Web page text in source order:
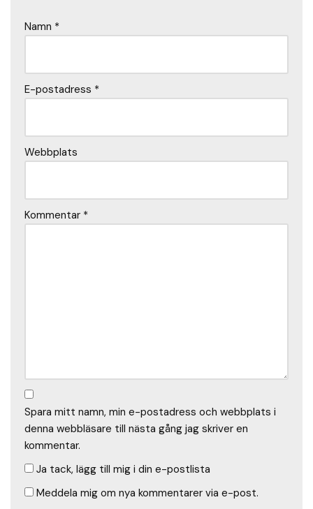
Namn *
E-postadress *
Webbplats
Kommentar *
Spara mitt namn, min e-postadress och webbplats i
denna webbläsare till nästa gång jag skriver en
kommentar.
Ja tack, lägg till mig i din e-postlista
Meddela mig om nya kommentarer via e-post.